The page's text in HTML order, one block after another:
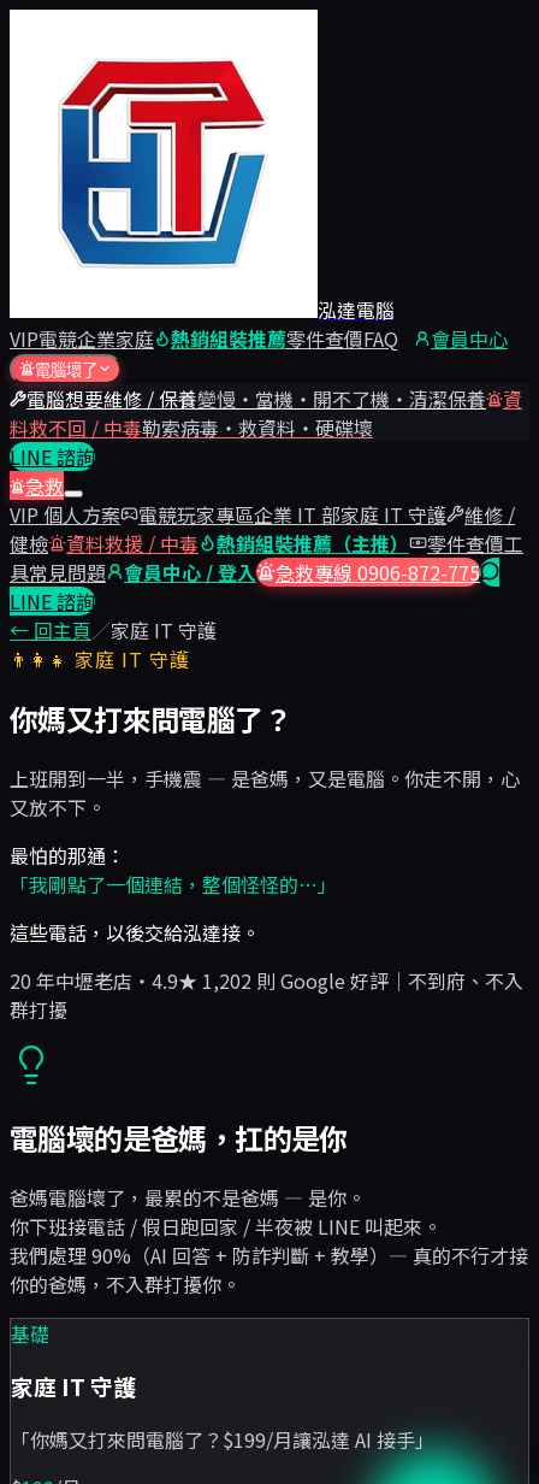
泓達電腦
VIP電競企業家庭 熱銷組裝推薦零件查價FAQ 會員中心
電腦壞了
電腦想要維修 / 保養變慢・當機・開不了機・清潔保養
資
料救不回 / 中毒勒索病毒・救資料・硬碟壞
LINE 諮詢
急救
VIP 個人方案
電競玩家專區企業 IT 部家庭 IT 守護
維修 /
健檢
資料救援 / 中毒 熱銷組裝推薦（主推）
零件查價工
具常見問題 會員中心 / 登入
急救專線 0906-872-775
LINE 諮詢
← 回主頁／家庭 IT 守護
👨‍👩‍👧 家庭 IT 守護
你媽又打來問電腦了？
上班開到一半，手機震 — 是爸媽，又是電腦。你走不開，心
又放不下。
最怕的那通：
「我剛點了一個連結，整個怪怪的…」
這些電話，以後交給泓達接。
20 年中壢老店・4.9★ 1,202 則 Google 好評｜不到府、不入
群打擾
電腦壞的是爸媽，扛的是你
爸媽電腦壞了，最累的不是爸媽 — 是你。
你下班接電話 / 假日跑回家 / 半夜被 LINE 叫起來。
我們處理 90%（AI 回答 + 防詐判斷 + 教學）— 真的不行才接
你的爸媽，不入群打擾你。
基礎
家庭 IT 守護
「你媽又打來問電腦了？$199/月讓泓達 AI 接手」